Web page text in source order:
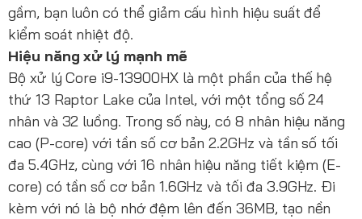
gầm, bạn luôn có thể giảm cấu hình hiệu suất để
kiểm soát nhiệt độ.
Hiệu năng xử lý mạnh mẽ
Bộ xử lý Core i9-13900HX là một phần của thế hệ
thứ 13 Raptor Lake của Intel, với một tổng số 24
nhân và 32 luồng. Trong số này, có 8 nhân hiệu năng
cao (P-core) với tần số cơ bản 2.2GHz và tần số tối
đa 5.4GHz, cùng với 16 nhân hiệu năng tiết kiệm (E-
core) có tần số cơ bản 1.6GHz và tối đa 3.9GHz. Đi
kèm với nó là bộ nhớ đệm lên đến 36MB, tạo nền